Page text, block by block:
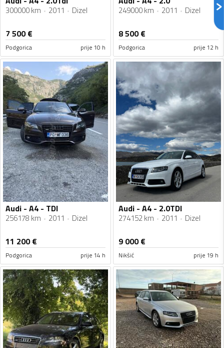
300000 km 2011 Dizel
7 500€
Podgorica prije 10 h
249000 km 2011 Dizel
8 500€
Podgorica prije 12 h
Audi - A4 - TDI
256178 km 2011 Dizel
11 200€
Podgorica prije 14 h
Audi - A4 - 2.0TDI
274152 km 2011 Dizel
9 000€
Nikšić prije 19 h